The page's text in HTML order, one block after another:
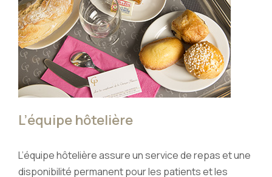
L’équipe hôtelière
L’équipe hôtelière assure un service de repas et une
disponibilité permanent pour les patients et les